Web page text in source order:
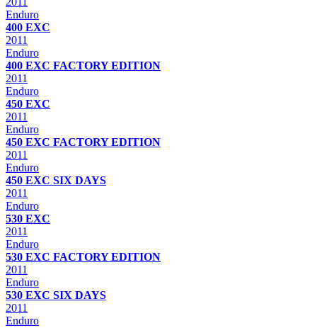
Enduro
400 EXC
2011
Enduro
400 EXC FACTORY EDITION
2011
Enduro
450 EXC
2011
Enduro
450 EXC FACTORY EDITION
2011
Enduro
450 EXC SIX DAYS
2011
Enduro
530 EXC
2011
Enduro
530 EXC FACTORY EDITION
2011
Enduro
530 EXC SIX DAYS
2011
Enduro